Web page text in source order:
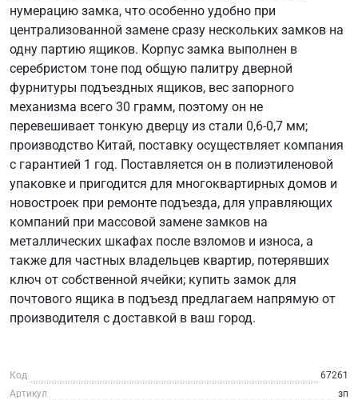
нумерацию замка, что особенно удобно при
централизованной замене сразу нескольких замков на
одну партию ящиков. Корпус замка выполнен в
серебристом тоне под общую палитру дверной
фурнитуры подъездных ящиков, вес запорного
механизма всего 30 грамм, поэтому он не
перевешивает тонкую дверцу из стали 0,6-0,7 мм;
производство Китай, поставку осуществляет компания
с гарантией 1 год. Поставляется он в полиэтиленовой
упаковке и пригодится для многоквартирных домов и
новостроек при ремонте подъезда, для управляющих
компаний при массовой замене замков на
металлических шкафах после взломов и износа, а
также для частных владельцев квартир, потерявших
ключ от собственной ячейки; купить замок для
почтового ящика в подъезд предлагаем напрямую от
производителя с доставкой в ваш город.
Код
67261
Артикул
зп